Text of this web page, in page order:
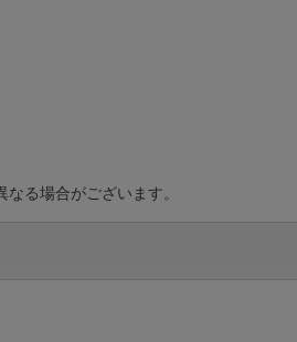
る場合がございます。